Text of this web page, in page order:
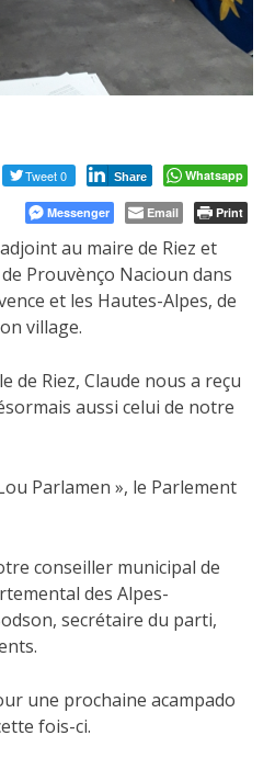
Tweet 0 Share Whatsapp
Messenger Email Print
au maire de Riez et
Prouvènço Nacioun dans
et les Hautes-Alpes, de
village.
de Riez, Claude nous a reçu
aussi celui de notre
Parlamen », le Parlement
conseiller municipal de
des Alpes-
secrétaire du parti,
une prochaine acampado
fois-ci.